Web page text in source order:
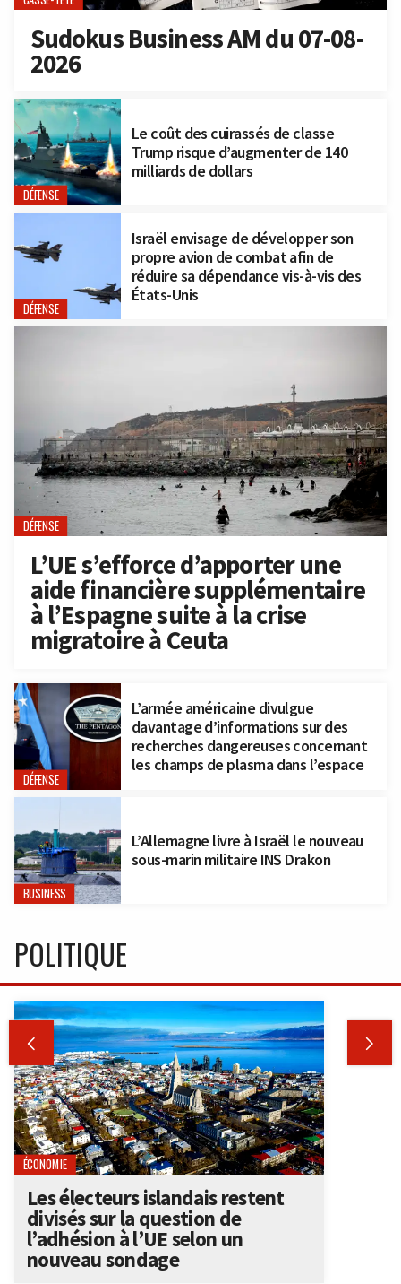
Sudokus Business AM du 07-08-
2026
DÉFENSE
Le coût des cuirassés de classe
Trump risque d’augmenter de 140
milliards de dollars
DÉFENSE
Israël envisage de développer son
propre avion de combat afin de
réduire sa dépendance vis-à-vis des
États-Unis
DÉFENSE
L’UE s’efforce d’apporter une
aide financière supplémentaire
à l’Espagne suite à la crise
migratoire à Ceuta
DÉFENSE
L’armée américaine divulgue
davantage d’informations sur des
recherches dangereuses concernant
les champs de plasma dans l’espace
BUSINESS
L’Allemagne livre à Israël le nouveau
sous-marin militaire INS Drakon
POLITIQUE
 
ÉCONOMIE
Les électeurs islandais restent
divisés sur la question de
l’adhésion à l’UE selon un
nouveau sondage